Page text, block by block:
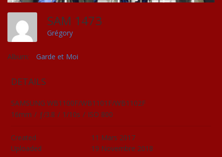
SAM 1473
Grégory
Album: Garde et Moi
DETAILS
SAMSUNG WB1100F/WB1101F/WB1102F
16mm / ƒ/3.8 / 1/10s / ISO 800
Created
11 Mars 2017
Uploaded
19 Novembre 2018